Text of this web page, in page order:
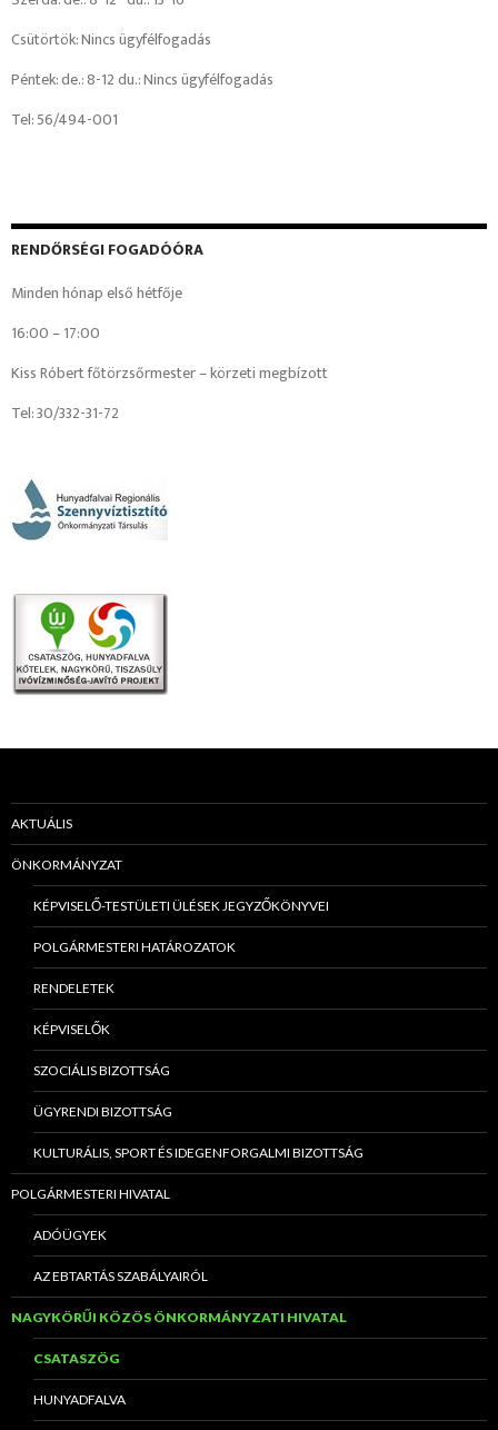
Csütörtök: Nincs ügyfélfogadás
Péntek: de.: 8-12 du.: Nincs ügyfélfogadás
Tel: 56/494-001
RENDŐRSÉGI FOGADÓÓRA
Minden hónap első hétfője
16:00 – 17:00
Kiss Róbert főtörzsőrmester – körzeti megbízott
Tel: 30/332-31-72
AKTUÁLIS
ÖNKORMÁNYZAT
KÉPVISELŐ-TESTÜLETI ÜLÉSEK JEGYZŐKÖNYVEI
POLGÁRMESTERI HATÁROZATOK
RENDELETEK
KÉPVISELŐK
SZOCIÁLIS BIZOTTSÁG
ÜGYRENDI BIZOTTSÁG
KULTURÁLIS, SPORT ÉS IDEGENFORGALMI BIZOTTSÁG
POLGÁRMESTERI HIVATAL
ADÓÜGYEK
AZ EBTARTÁS SZABÁLYAIRÓL
NAGYKÖRŰI KÖZÖS ÖNKORMÁNYZATI HIVATAL
CSATASZÖG
HUNYADFALVA